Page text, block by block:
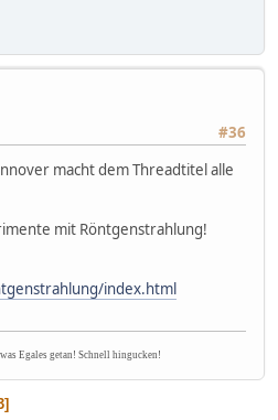
#36
macht dem Threadtitel alle
mit Röntgenstrahlung!
index.html
Egales getan! Schnell hingucken!